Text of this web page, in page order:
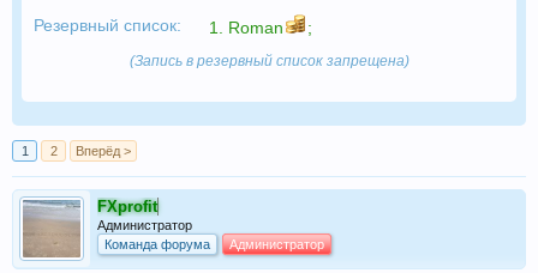
Резервный список:
1. Roman ;
(Запись в резервный список запрещена)
1 2 Вперёд >
FXprofit
Администратор
Команда форума
Администратор